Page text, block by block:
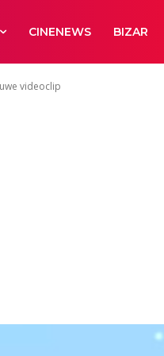
CINENEWS BIZAR
videoclip